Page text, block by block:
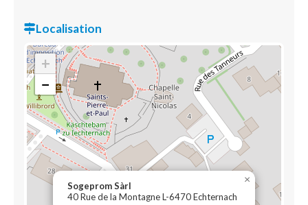
Localisation
Sogeprom Sàrl
40 Rue de la Montagne L-6470 Echternach
×
+
−